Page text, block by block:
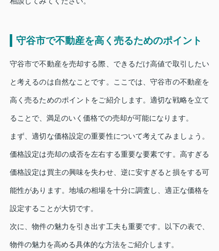
守谷市で不動産を高く売るためのポイント
守谷市で不動産を売却する際、できるだけ高値で取引したい
と考えるのは自然なことです。ここでは、守谷市の不動産を
高く売るためのポイントをご紹介します。適切な戦略を立て
ることで、満足のいく価格での売却が可能になります。
まず、適切な価格設定の重要性について考えてみましょう。
価格設定は売却の成否を左右する重要な要素です。高すぎる
価格設定は買主の興味を失わせ、逆に安すぎると損をする可
能性があります。地域の相場を十分に調査し、適正な価格を
設定することが大切です。
次に、物件の魅力を引き出す工夫も重要です。以下の表で、
物件の魅力を高める具体的な方法をご紹介します。